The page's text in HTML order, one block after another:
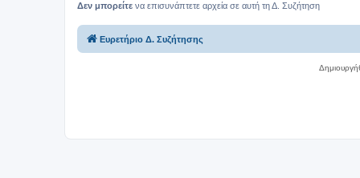
Δεν μπορείτε να επισυνάπτετε αρχεία σε αυτή τη Δ. Συζήτηση
Ευρετήριο Δ. Συζήτησης